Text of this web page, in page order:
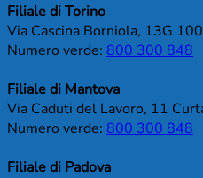
Filiale di Torino
Via Cascina Borniola, 13G
Numero verde: 800 300 848
Filiale di Mantova
Via Caduti del Lavoro, 11
Numero verde: 800 300 848
Filiale di Padova